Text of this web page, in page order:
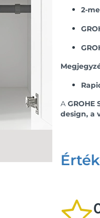
2-
A
design, a